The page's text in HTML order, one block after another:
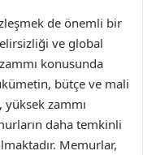
de önemli bir
ve global
konusunda
bütçe ve mali
zammı
daha temkinli
Memurlar,